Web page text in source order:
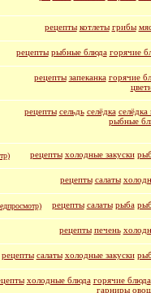
рецепты котлеты грибы
рецепты рыбные блюда горячие
рецепты запеканка горячие
рецепты сельдь селёдка
рыбные
рецепты холодные закуски
рецепты салаты
рецепты салаты рыба
рецепты печень
рецепты салаты холодные закуски
холодные блюда горячие блюда
гарниры